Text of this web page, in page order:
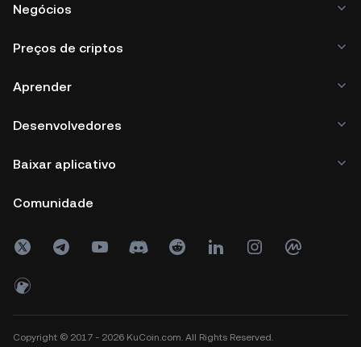
Negócios
Preços de criptos
Aprender
Desenvolvedores
Baixar aplicativo
Comunidade
Copyright © 2017 - 2026 KuCoin.com. All Rights Reserved.